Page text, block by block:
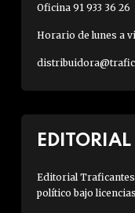
Oficina 91 933 36 26
Horario de lunes a
EDITORIAL
Editorial Traficantes
político bajo